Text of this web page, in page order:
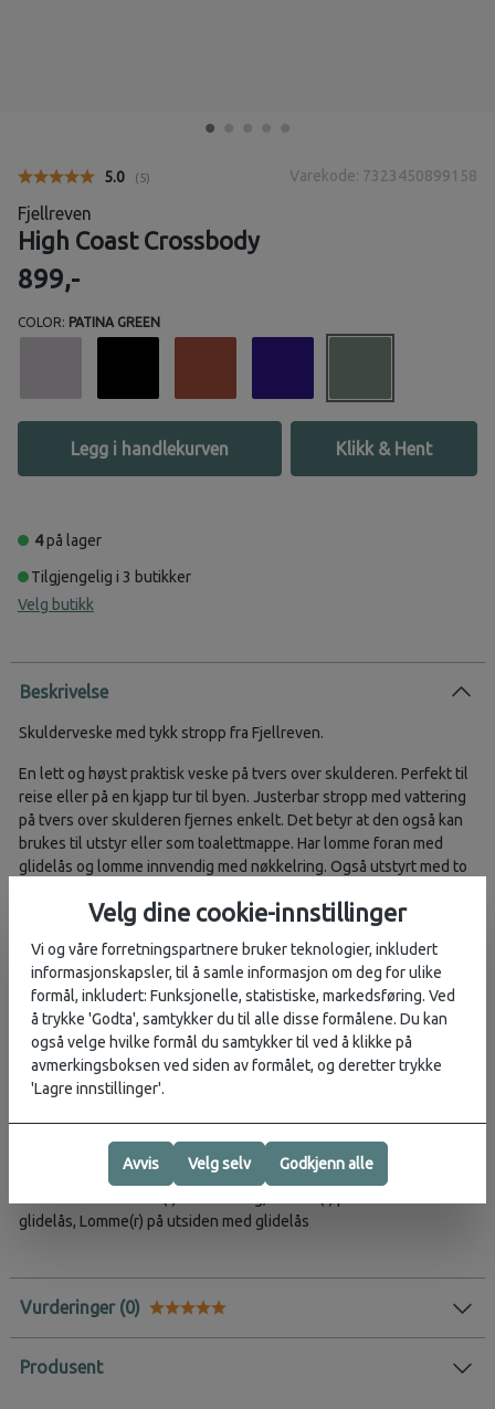
Gjennomsnittskarakter:
5.0 ( stemmer:
5) Varekode: 7323450899158
Fjellreven
High Coast Crossbody
899,-
COLOR: PATINA GREEN
Legg i handlekurven Klikk & Hent
4på lager
Tilgjengelig i 3 butikker
Velg butikk
Beskrivelse
Skulderveske med tykk stropp fra Fjellreven.
En lett og høyst praktisk veske på tvers over skulderen. Perfekt til
reise eller på en kjapp tur til byen. Justerbar stropp med vattering
på tvers over skulderen fjernes enkelt. Det betyr at den også kan
brukes til utstyr eller som toalettmappe. Har lomme foran med
glidelås og lomme innvendig med nøkkelring. Også utstyrt med to
allsidig måte å bære med deg alt du trenger av ting.
Materiale:100% polyamid 210D
Innerstoff:100% polyamid 210D
Høyde:16 cm
Bredde:24 cm
Dybde:7 cm
Volum:3 l
4
glidelås, Lomme(r) på utsiden med glidelås
Vurderinger
Produsent
Velg dine cookie-innstillinger
Vi og våre forretningspartnere bruker teknologier, inkludert
informasjonskapsler, til å samle informasjon om deg for ulike
formål, inkludert: Funksjonelle, statistiske, markedsføring. Ved
å trykke 'Godta', samtykker du til alle disse formålene. Du kan
også velge hvilke formål du samtykker til ved å klikke på
avmerkingsboksen ved siden av formålet, og deretter trykke
'Lagre innstillinger'.
Avvis Velg selv Godkjenn alle